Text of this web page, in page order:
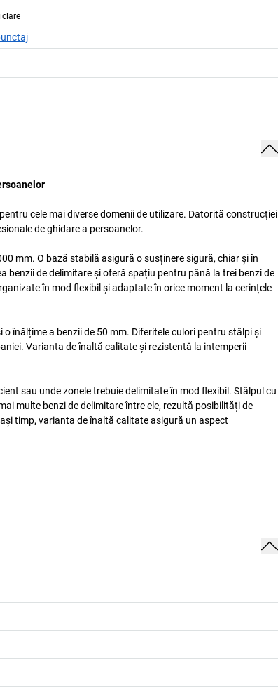
cele mai diverse domenii de utilizare. Datorită construcției
de ghidare a persoanelor.
mm. O bază stabilă asigură o susținere sigură, chiar și în
de delimitare și oferă spațiu pentru până la trei benzi de
în mod flexibil și adaptate în orice moment la cerințele
înălțime a benzii de 50 mm. Diferitele culori pentru stâlpi și
Varianta de înaltă calitate și rezistentă la intemperii
sau unde zonele trebuie delimitate în mod flexibil. Stâlpul cu
multe benzi de delimitare între ele, rezultă posibilități de
timp, varianta de înaltă calitate asigură un aspect